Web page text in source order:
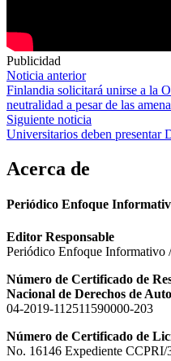
Publicidad
Navegación
de
entradas
Noticia anterior
Finlandia solicitará unirse a la
neutralidad a pesar de las
Siguiente noticia
Universitarios deben
Acerca de
Periódico Enfoque
Editor Responsable
Periódico Enfoque Informativo
Número de Certificado de
Nacional de Derechos de
04-2019-112511590000-203
Número de Certificado de
No. 16146 Expediente